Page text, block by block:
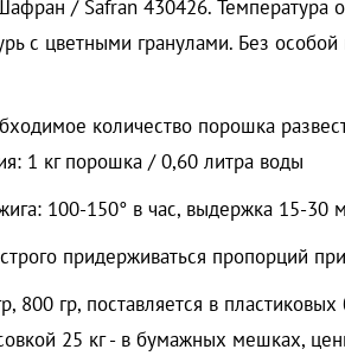
/ Safran 430426. Температура
с цветными гранулами. Без
количество порошка
1 кг порошка / 0,60 литра воды
100-150° в час, выдержка 15-30
придерживаться пропорций
800 гр, поставляется в
25 кг - в бумажных мешках,